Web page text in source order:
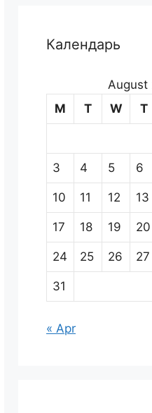
Календарь
August
M
T W T
3 4 5 6
10 11 12 13
17 18 19 20
24 25 26 27
31
« Apr